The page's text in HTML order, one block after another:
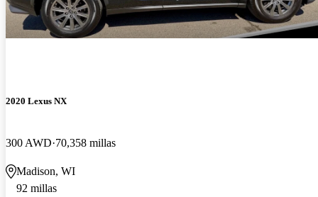
2020 Lexus NX
300 AWD 70,358 millas
Madison, WI
92 millas